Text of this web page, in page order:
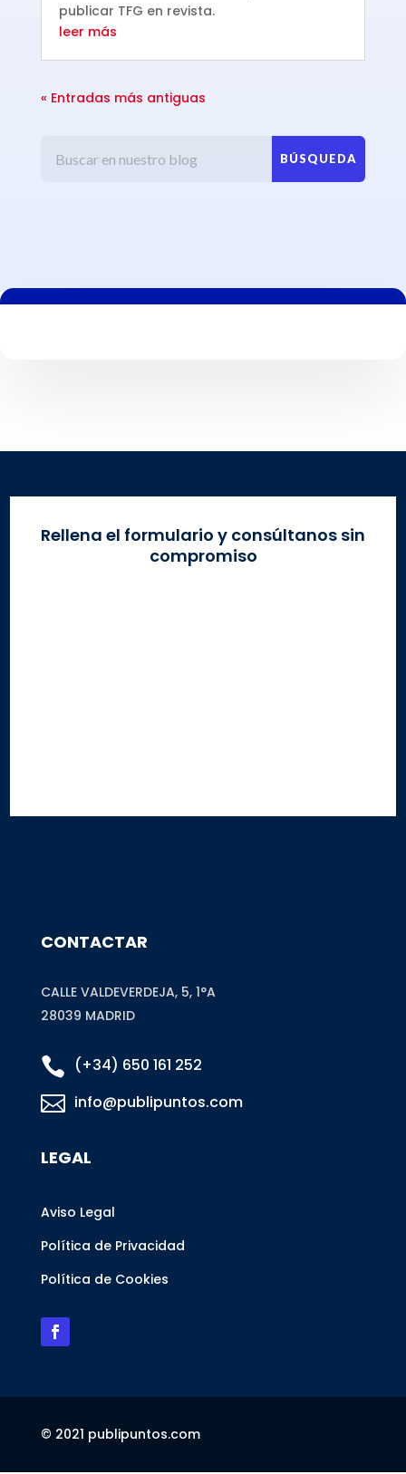
publicar TFG en revista.
leer más
« Entradas más antiguas
Rellena el formulario y consúltanos sin
compromiso
CONTACTAR
CALLE VALDEVERDEJA, 5, 1°A
28039 MADRID
 (+34) 650 161 252
 info@publipuntos.com
LEGAL
Aviso Legal
Política de Privacidad
Política de Cookies
© 2021 publipuntos.com